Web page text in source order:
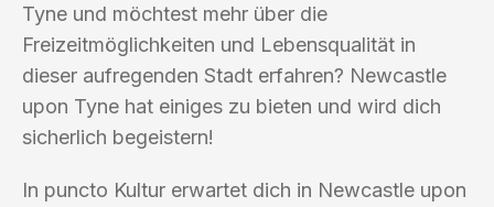
Tyne und möchtest mehr über die
Freizeitmöglichkeiten und Lebensqualität in
dieser aufregenden Stadt erfahren? Newcastle
upon Tyne hat einiges zu bieten und wird dich
sicherlich begeistern!
In puncto Kultur erwartet dich in Newcastle upon